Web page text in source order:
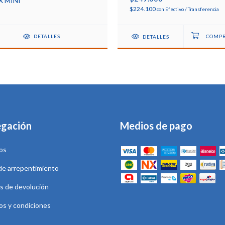
DETALLES
$224.100con Efectivo / Transferencia
DETALLES
arrepentimiento
de devolución
y condiciones
Medios de pago